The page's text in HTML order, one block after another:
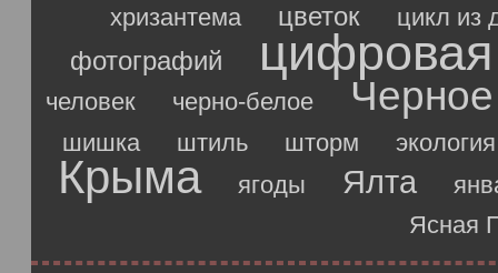
хризантема
цветок цикл из
фотографий
человек черно-белое
шишка штиль шторм экология
Крыма ягоды Ялта
Ясная